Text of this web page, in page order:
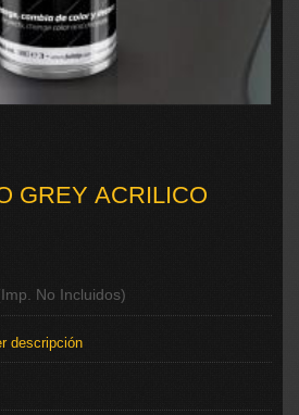
GREY ACRILICO
No Incluidos)
descripción